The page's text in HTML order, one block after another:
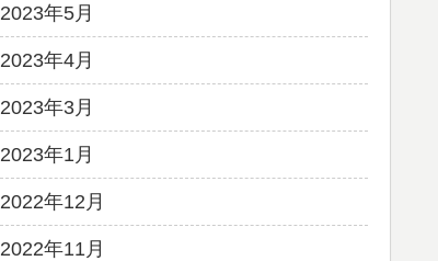
2023年5月
2023年4月
2023年3月
2023年1月
2022年12月
2022年11月